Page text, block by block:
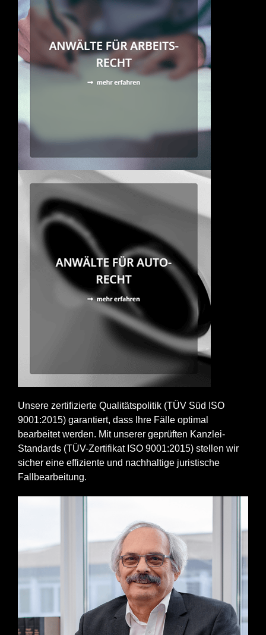
Unsere zertifizierte Qualitätspolitik (TÜV Süd ISO
9001:2015) garantiert, dass Ihre Fälle optimal
bearbeitet werden. Mit unserer geprüften Kanzlei-
Standards (TÜV-Zertifikat ISO 9001:2015) stellen wir
sicher eine effiziente und nachhaltige juristische
Fallbearbeitung.